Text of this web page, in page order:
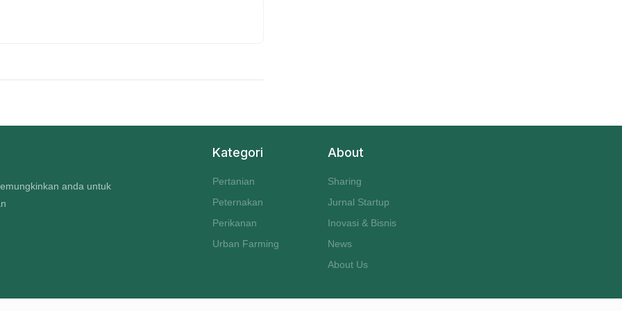
anda untuk
Kategori
Pertanian
Peternakan
Perikanan
Urban Farming
About
Sharing
Jurnal Startup
Inovasi & Bisnis
News
About Us